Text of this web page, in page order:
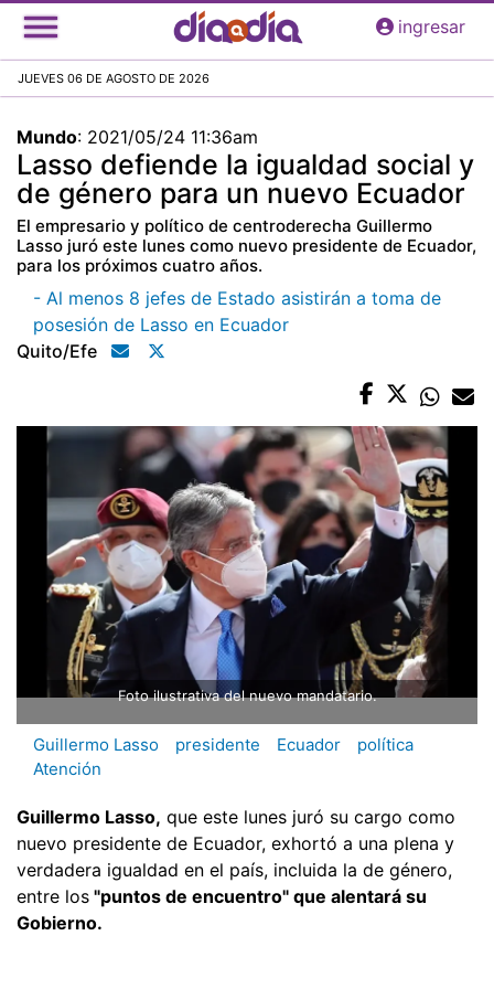
Pasar
al
principal
ingresar
JUEVES 06 DE AGOSTO DE 2026
Mundo: 2021/05/24 11:36am
Lasso defiende la igualdad social y
de género para un nuevo Ecuador
El empresario y político de centroderecha Guillermo
Lasso juró este lunes como nuevo presidente de Ecuador,
para los próximos cuatro años.
- Al menos 8 jefes de Estado asistirán a toma de
posesión de Lasso en Ecuador
Quito/efe
Foto ilustrativa del nuevo mandatario.
Guillermo Lasso presidente Ecuador
política
Atención
Guillermo Lasso, que este lunes juró su cargo como
nuevo presidente de Ecuador, exhortó a una plena y
verdadera igualdad en el país, incluida la de género,
entre los "puntos de encuentro" que alentará su
Gobierno.